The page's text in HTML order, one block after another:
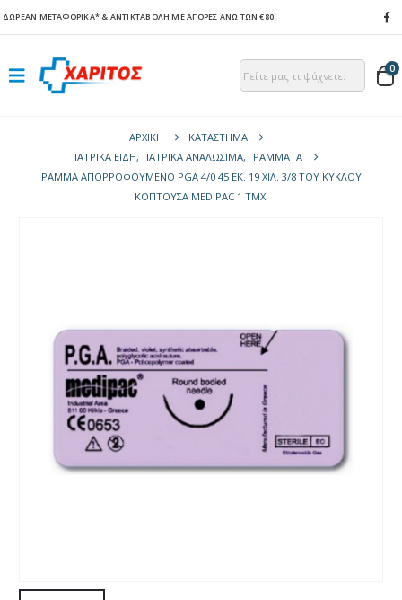
ΔΩΡΕΑΝ ΜΕΤΑΦΟΡΙΚΑ* & ΑΝΤΙΚΤΑΒΟΛΗ ΜΕ ΑΓΟΡΕΣ ΑΝΩ ΤΩΝ €80
0
ΑΡΧΙΚΉ
ΚΑΤΆΣΤΗΜΑ
ΙΑΤΡΙΚΑ ΕΙΔΗ, ΙΑΤΡΙΚΑ ΑΝΑΛΩΣΙΜΑ,
ΡΆΜΜΑΤΑ
ΡΆΜΜΑ ΑΠΟΡΡΟΦΟΎΜΕΝΟ PGA 4/0 45 ΕΚ. 19 ΧΙΛ. 3/8 ΤΟΥ ΚΎΚΛΟΥ
ΚΌΠΤΟΥΣΑ MEDIPAC 1 ΤΜΧ.